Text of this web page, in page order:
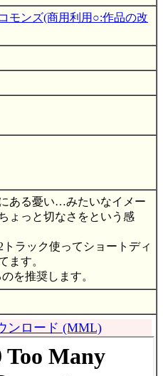
モンズ(商用利用○:作品の改
ある憂い…みたいなイメー
ょっと切なさをという感
ラック使ってショートディ
ます。
を推奨します。
ンロード (MML)